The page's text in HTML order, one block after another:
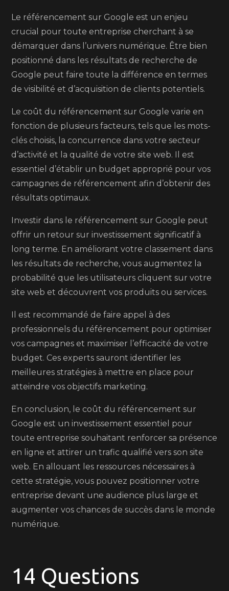
Le référencement sur Google est un enjeu
crucial pour toute entreprise cherchant à se
démarquer dans l’univers numérique. Être bien
positionné dans les résultats de recherche de
Google peut faire toute la différence en termes
de visibilité et d’acquisition de clients potentiels.
Le coût du référencement sur Google varie en
fonction de plusieurs facteurs, tels que les mots-
clés choisis, la concurrence dans votre secteur
d’activité et la qualité de votre site web. Il est
essentiel d’établir un budget approprié pour vos
campagnes de référencement afin d’obtenir des
résultats optimaux.
Investir dans le référencement sur Google peut
offrir un retour sur investissement significatif à
long terme. En améliorant votre classement dans
les résultats de recherche, vous augmentez la
probabilité que les utilisateurs cliquent sur votre
site web et découvrent vos produits ou services.
Il est recommandé de faire appel à des
professionnels du référencement pour optimiser
vos campagnes et maximiser l’efficacité de votre
budget. Ces experts sauront identifier les
meilleures stratégies à mettre en place pour
atteindre vos objectifs marketing.
En conclusion, le coût du référencement sur
Google est un investissement essentiel pour
toute entreprise souhaitant renforcer sa présence
en ligne et attirer un trafic qualifié vers son site
web. En allouant les ressources nécessaires à
cette stratégie, vous pouvez positionner votre
entreprise devant une audience plus large et
augmenter vos chances de succès dans le monde
numérique.
14 Questions